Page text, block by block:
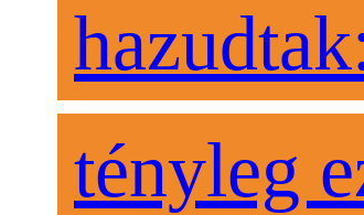
tényleg